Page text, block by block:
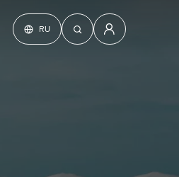
RU